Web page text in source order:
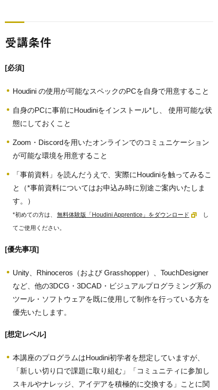
受講条件
[必須]
Houdini の使用が可能なスペックのPCを自身で用意すること
自身のPCに事前にHoudiniをインストール*し、 使用可能な状
態にしておくこと
Zoom・Discordを用いたオンラインでのコミュニケーション
が可能な環境を用意すること
「事前資料」を読んだうえで、実際にHoudiniを触ってみるこ
と（*事前資料についてはお申込み時に別途ご案内いたしま
す。）
*初めての方は、 無料体験版「Houdini Apprentice」をダウンロード
し
てご使用ください。
[優先事項]
Unity、Rhinoceros（および Grasshopper）、TouchDesigner
など、他の3DCG・3DCAD・ビジュアルプログラミング系の
ツール・ソフトウェアを既に使用して制作を行っている方を
優先いたします。
[想定レベル]
本講座のプログラムはHoudini初学者を想定していますが、
「新しい切り口で課題に取り組む」「コミュニティに参加し
スキルやナレッジ、アイデアを積極的に交換する」ことに関